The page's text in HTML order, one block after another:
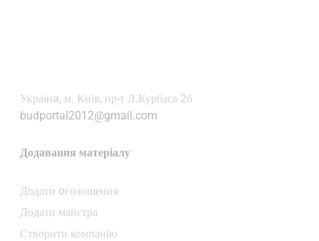
Українa, м. Київ, пр-т Л.Курбаса 2б
budportal2012@gmail.com
Додавання матеріалу
Додати oголошення
Додати майстра
Створити компанiю